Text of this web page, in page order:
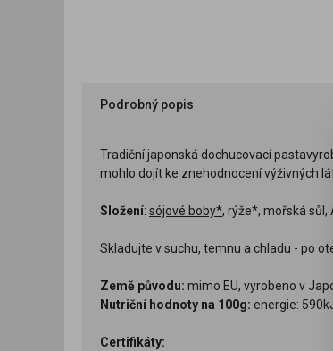
Podrobný popis
Tradiční japonská dochucovací
mohlo dojít ke znehodnocení výživných
Složení: sójové boby*, rýže*, mořská sůl,
Skladujte v suchu, temnu a chladu - po
Země původu: mimo EU, vyrobeno v
Nutriční hodnoty na 100g: energie:
Certifikáty: